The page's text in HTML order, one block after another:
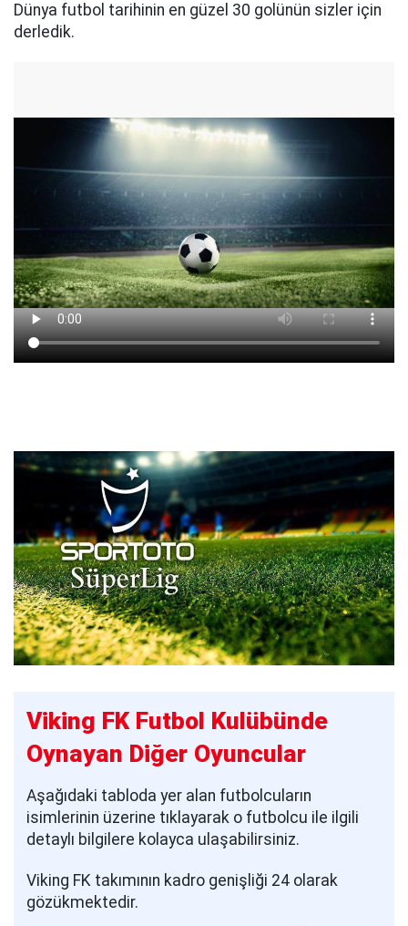
Dünya futbol tarihinin en güzel 30 golünün sizler için
derledik.
Viking FK Futbol Kulübünde
Oynayan Diğer Oyuncular
Aşağıdaki tabloda yer alan futbolcuların
isimlerinin üzerine tıklayarak o futbolcu ile ilgili
detaylı bilgilere kolayca ulaşabilirsiniz.
Viking FK takımının kadro genişliği 24 olarak
gözükmektedir.